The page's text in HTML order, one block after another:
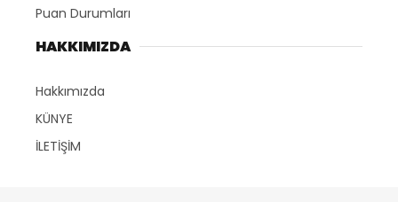
Puan Durumları
HAKKIMIZDA
Hakkımızda
KÜNYE
İLETİŞİM